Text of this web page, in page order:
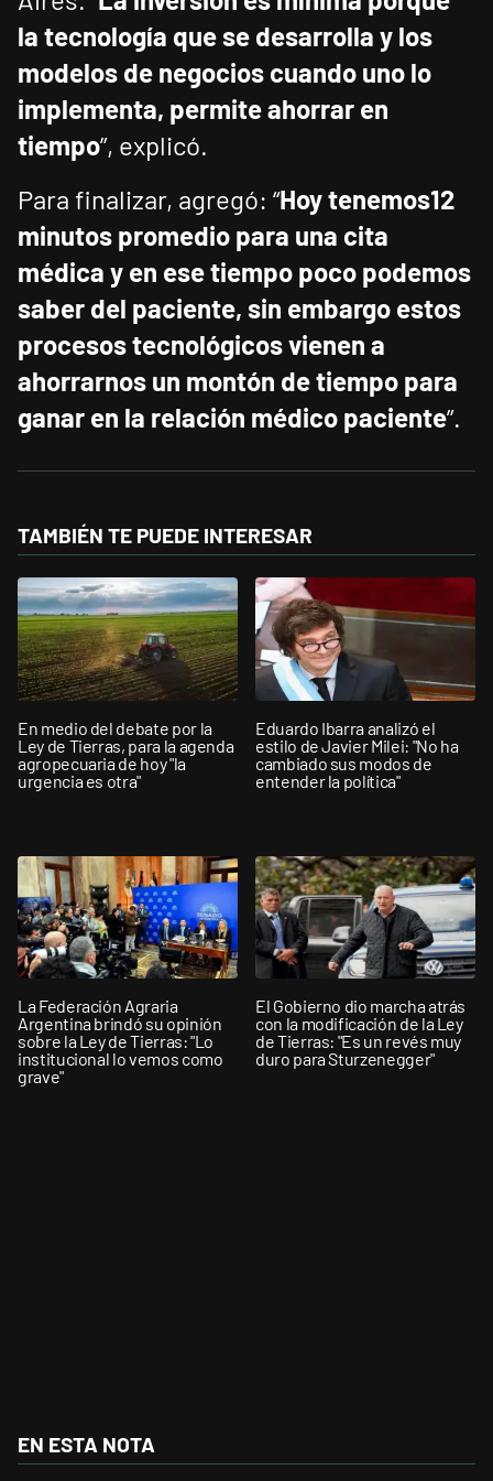
la tecnología que se desarrolla y los
modelos de negocios cuando uno lo
implementa, permite ahorrar en
tiempo”, explicó.
Para finalizar, agregó: “Hoy tenemos12
minutos promedio para una cita
médica y en ese tiempo poco podemos
saber del paciente, sin embargo estos
procesos tecnológicos vienen a
ahorrarnos un montón de tiempo para
ganar en la relación médico paciente”.
TAMBIÉN TE PUEDE INTERESAR
En medio del debate por la
Ley de Tierras, para la agenda
agropecuaria de hoy "la
urgencia es otra"
Eduardo Ibarra analizó el
estilo de Javier Milei: "No ha
cambiado sus modos de
entender la política"
La Federación Agraria
Argentina brindó su opinión
sobre la Ley de Tierras: "Lo
institucional lo vemos como
grave"
El Gobierno dio marcha atrás
con la modificación de la Ley
de Tierras: "Es un revés muy
duro para Sturzenegger"
EN ESTA NOTA